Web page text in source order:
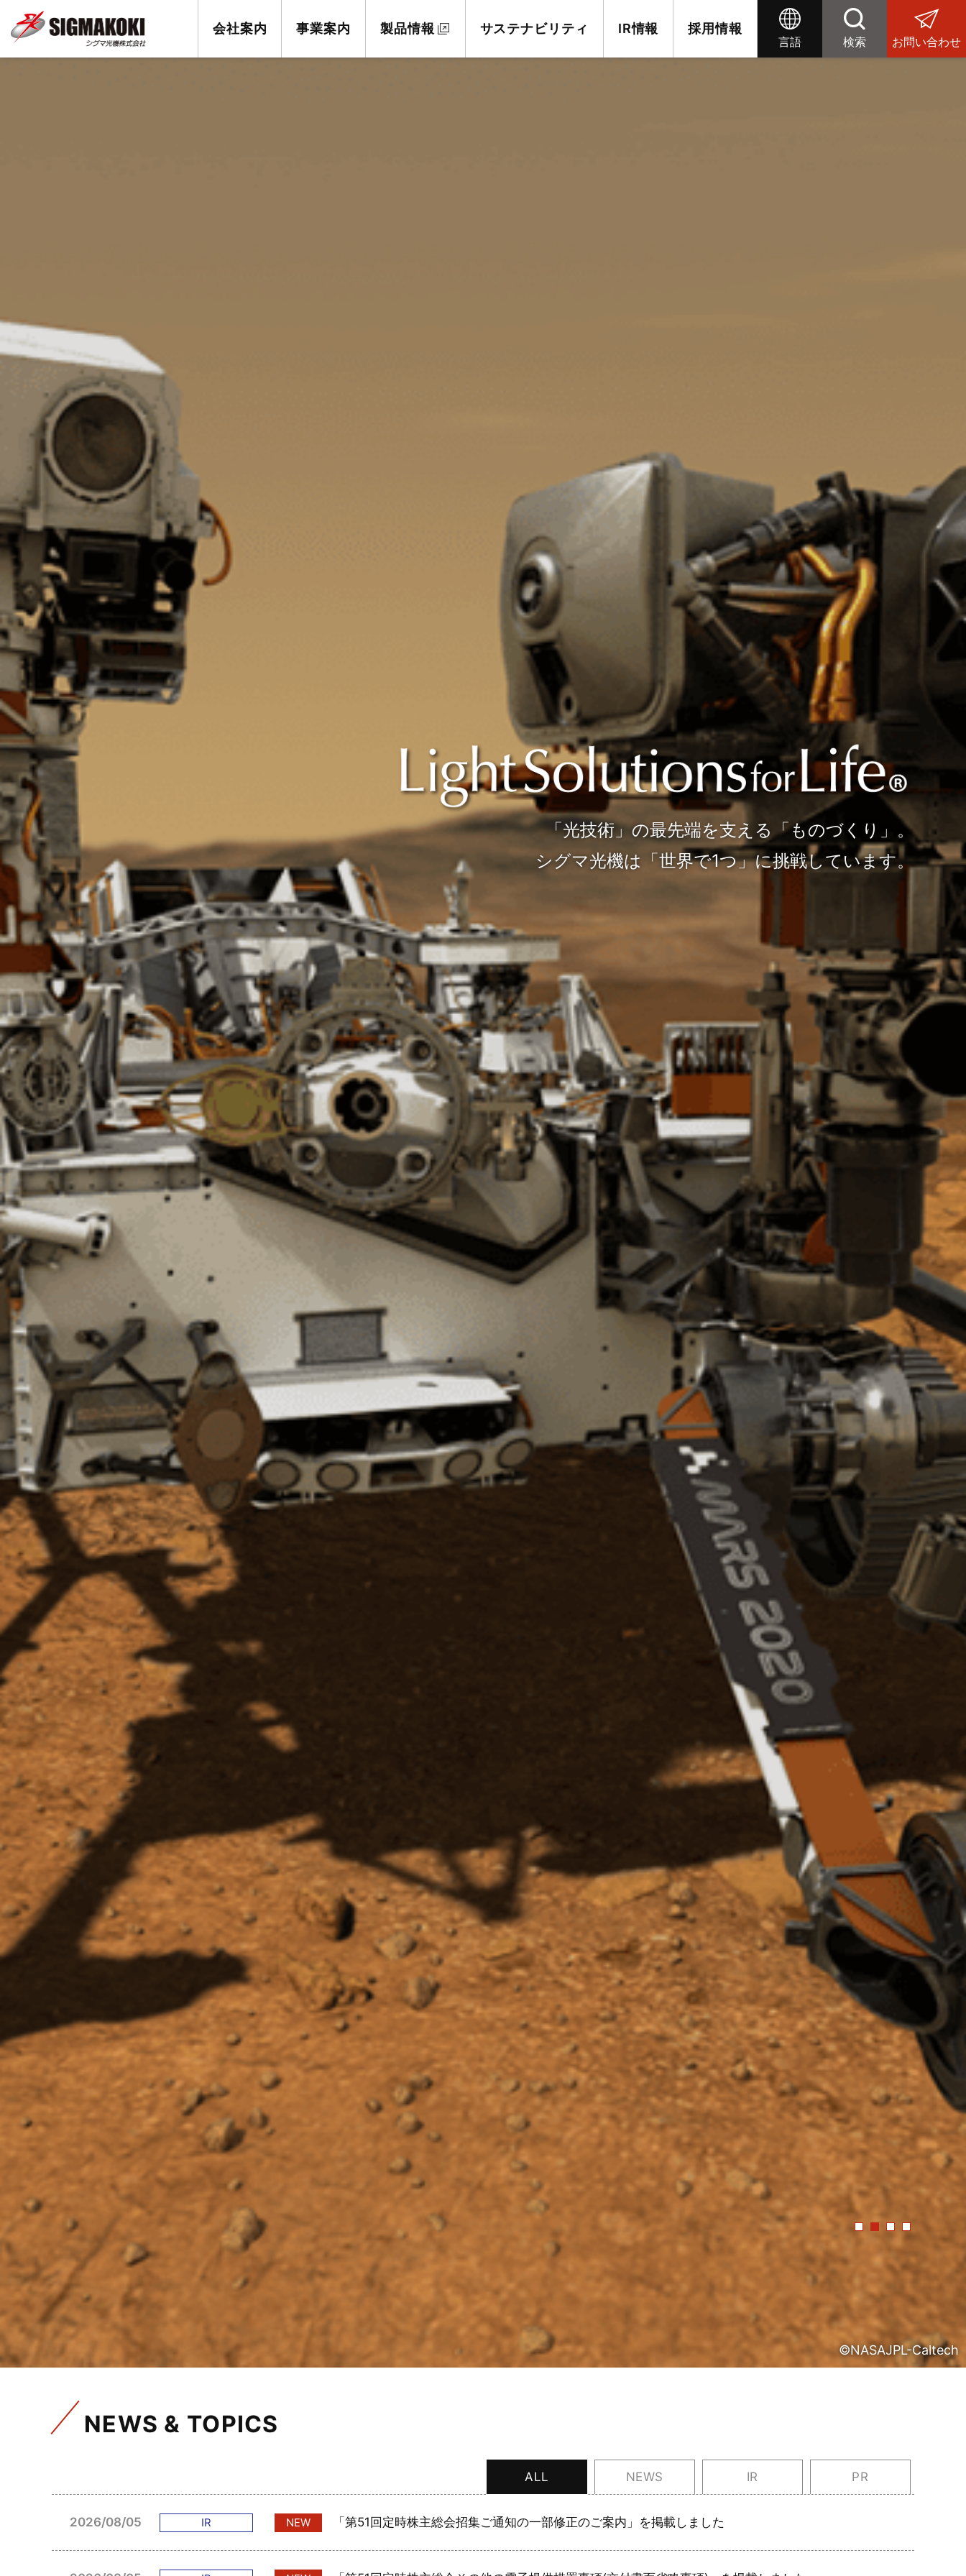
会社案内 事業案内 製品情報 サステナビリティ IR情報 採用情報
言語 検索 お問い合わせ
まだ世の中にないものを「光」で創る。
シグマ光機は「光」で社会に貢献しています。
「光技術」の最先端を支える「ものづくり」。
シグマ光機は「世界で1つ」に挑戦しています。
©NASAJPL-Caltech
研究開発から生産設備まで、
シグマ光機は「光」で解決する企業です。
「精度の高い製品を、より早く」。
常に「挑戦」をしていく、それが私たちシグマ光機です。
NEWS & TOPICS
ALL NEWS IR PR
2026/08/05 IR NEW 「第51回定時株主総会招集ご通知の一部修正のご案内」を掲載しました